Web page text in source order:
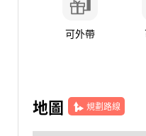
可外帶
地圖 規劃路線